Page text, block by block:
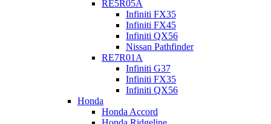
RE5R05A
Infiniti FX35
Infiniti FX45
Infiniti QX56
Nissan Pathfinder
RE7R01A
Infiniti G37
Infiniti FX35
Infiniti QX56
Honda
Honda Accord